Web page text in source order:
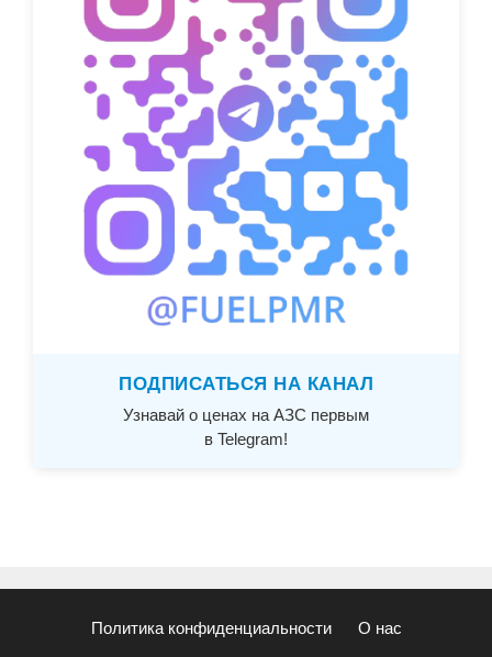
ПОДПИСАТЬСЯ НА КАНАЛ
Узнавай о ценах на АЗС первым
в Telegram!
Политика конфиденциальности О нас